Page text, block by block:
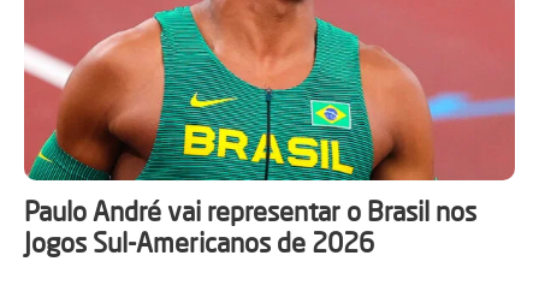
Paulo André vai representar o Brasil nos
Jogos Sul-Americanos de 2026